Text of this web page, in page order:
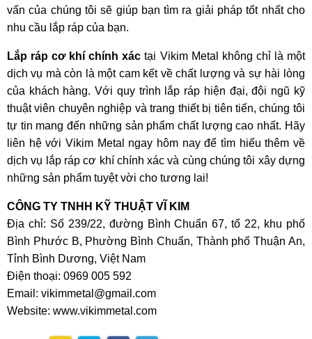
vấn của chúng tôi sẽ giúp bạn tìm ra giải pháp tốt nhất cho
nhu cầu lắp ráp của bạn.
Lắp ráp cơ khí chính xác tại Vikim Metal không chỉ là một
dịch vụ mà còn là một cam kết về chất lượng và sự hài lòng
của khách hàng. Với quy trình lắp ráp hiện đại, đội ngũ kỹ
thuật viên chuyên nghiệp và trang thiết bị tiên tiến, chúng tôi
tự tin mang đến những sản phẩm chất lượng cao nhất. Hãy
liên hệ với Vikim Metal ngay hôm nay để tìm hiểu thêm về
dịch vụ lắp ráp cơ khí chính xác và cùng chúng tôi xây dựng
những sản phẩm tuyệt vời cho tương lai!
CÔNG TY TNHH KỸ THUẬT VĨ KIM
Địa chỉ: Số 239/22, đường Bình Chuẩn 67, tổ 22, khu phố
Bình Phước B, Phường Bình Chuẩn, Thành phố Thuận An,
Tỉnh Bình Dương, Việt Nam
Điện thoại: 0969 005 592
Email: vikimmetal@gmail.com
Website: www.vikimmetal.com